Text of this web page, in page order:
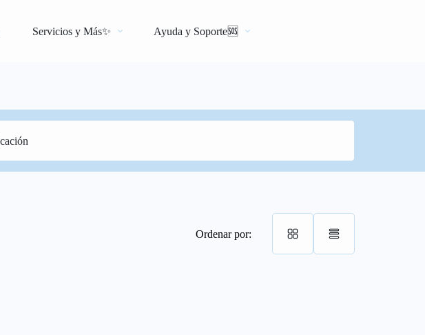
Servicios y Más✨ Ayuda y Soporte🆘
Ordenar por: